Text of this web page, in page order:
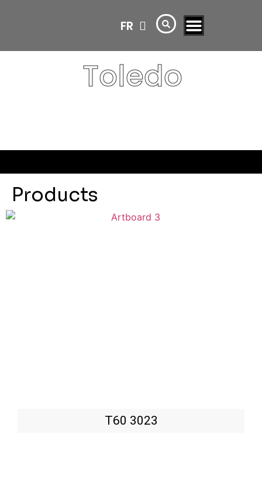
FR
AR
Toledo
Products
T60 3023